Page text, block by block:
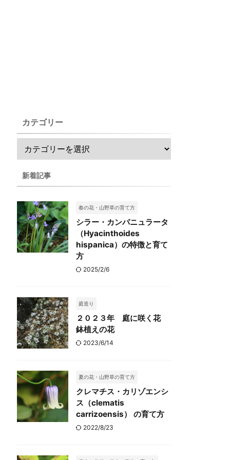
カテゴリー
新着記事
春の花・山野草の育て方
シラー・カンパニュラータ
（Hyacinthoides
hispanica）の特徴と育て
方
2025/2/6
庭造り
２０２３年 庭に咲く花
鉢植えの花
2023/6/14
夏の花・山野草の育て方
クレマチス・カリゾエンシ
ス（clematis
carrizoensis） の育て方
2022/8/23